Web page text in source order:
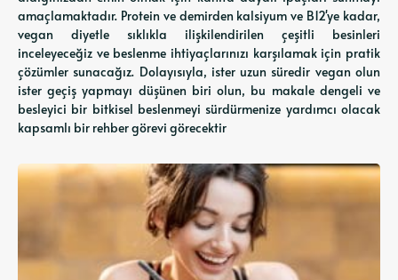
amaçlamaktadır. Protein ve demirden kalsiyum ve B12'ye kadar,
vegan diyetle sıklıkla ilişkilendirilen çeşitli besinleri
inceleyeceğiz ve beslenme ihtiyaçlarınızı karşılamak için pratik
çözümler sunacağız. Dolayısıyla, ister uzun süredir vegan olun
ister geçiş yapmayı düşünen biri olun, bu makale dengeli ve
besleyici bir bitkisel beslenmeyi sürdürmenize yardımcı olacak
kapsamlı bir rehber görevi görecektir